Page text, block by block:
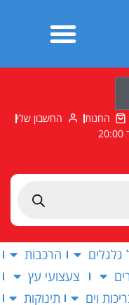
החנות
החשבון שלי
גלגלים
הרכבות
צעצועי עץ
וים
תינוקות